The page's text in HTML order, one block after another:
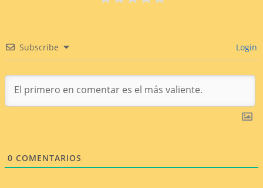
Subscribe Login
0 COMENTARIOS